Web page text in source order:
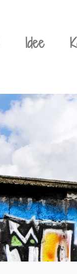
Idee